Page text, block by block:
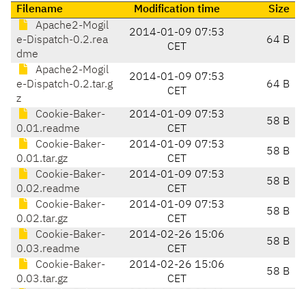
Filename Modification time
Size
Apache2-Mogil
e-Dispatch-0.2.rea
dme
2014-01-09 07:53
CET
64 B
Apache2-Mogil
e-Dispatch-0.2.tar.g
z
2014-01-09 07:53
CET
64 B
Cookie-Baker-
0.01.readme
2014-01-09 07:53
CET
58 B
Cookie-Baker-
0.01.tar.gz
2014-01-09 07:53
CET
58 B
Cookie-Baker-
0.02.readme
2014-01-09 07:53
CET
58 B
Cookie-Baker-
0.02.tar.gz
2014-01-09 07:53
CET
58 B
Cookie-Baker-
0.03.readme
2014-02-26 15:06
CET
58 B
Cookie-Baker-
0.03.tar.gz
2014-02-26 15:06
CET
58 B